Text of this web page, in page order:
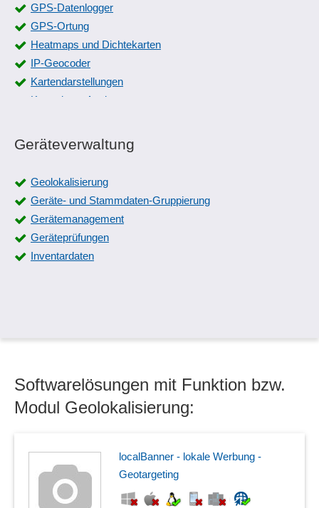
GPS-Datenlogger
GPS-Ortung
Heatmaps und Dichtekarten
IP-Geocoder
Kartendarstellungen
Kartenlayer Analyse
Landkarten-Editor
Geräteverwaltung
Geolokalisierung
Geräte- und Stammdaten-Gruppierung
Gerätemanagement
Geräteprüfungen
Inventardaten
Softwarelösungen mit Funktion bzw.
Modul Geolokalisierung:
localBanner - lokale Werbung -
Geotargeting